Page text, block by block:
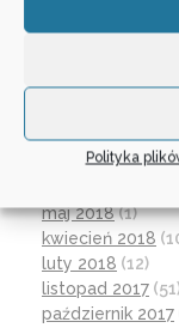
Polityka
luty 2019(12)
listopad 2018
wrzesień 2018
lipiec 2018(1)
maj 2018(1)
kwiecień 2018
luty 2018 (12)
listopad 2017
październik 2017